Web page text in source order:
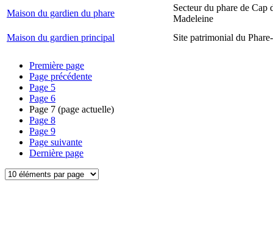
Maison du gardien du phare
Secteur du phare de Cap
Madeleine
Maison du gardien principal
Site patrimonial du
Première page
Page précédente
Page 5
Page 6
Page 7 (page actuelle)
Page 8
Page 9
Page suivante
Dernière page